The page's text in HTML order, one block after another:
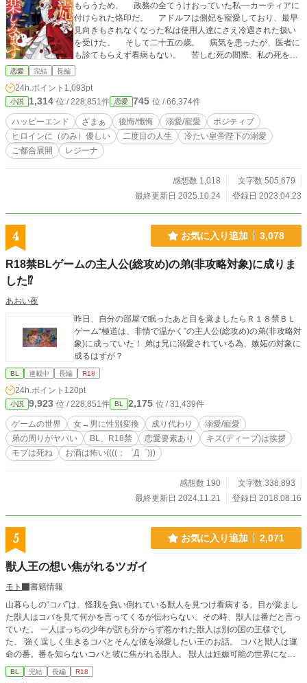
もらうため、 政務の全てうけおっていた私––カーティアに
付けられた烙印だ。 アドルフは側妃を寵愛しており、最早
見向きもされなくなった私は使用人達にさえ冷遇された扱い
を受けた。 そして二十五の歳。 病気を患ったが、医者に
も診てもらえず看病もない。 苦しむ死の間際、私の死をア
ドルフが望んでいる事を知り、人生に絶望して孤独な死を迎
た。 何故か手に入れた二度目の人生、もはやアドルフに尽
くすつもりなどあるはずもない。 だから私は、後悔ない程
に自由に生きていく。 もう二度と、誰かのために捧げる人
生も……利用される人生もごめんだ。 自由に、好き勝手
に……私は生きていきます。 戻ってこいと何度も言ってき
ますけど、戻る気はありませんから。
恋愛 完結 長編
24h.ポイント 1,093pt
小説 1,314 位 / 228,851件 恋愛 745 位 / 66,374件
ハッピーエンド ざまぁ 後悔/懺悔 溺愛/寵愛
ポジティブ
ヒロインに（のみ）優しい
二度目の人生
冷たい皇帝陛下の溺愛
ご都合展開
レジーナ
感想数 1,018
文字数 505,679
最終更新日 2025.10.24
登録日 2023.04.23
4 お気に入り追加 3,078
R18禁BLゲームの主人公(総攻め)の弟(非攻略対象)に成りま
した⁉
あおい夜
昨日、自分の部屋で眠ったあと目を覚ましたらＲ１８禁ＢＬ
ゲーム“極道は、非情で温かく”の主人公(総攻め)の弟(非攻略対
象)に成っていた！ 弟は兄に溺愛されている為、嫉妬の対象に
成るはずが？
BL 連載中 長編 R18
24h.ポイント 120pt
小説 9,923 位 / 228,851件 BL 2,175 位 / 31,439件
ゲームの世界 女→男に性別変換 成り代わり
溺愛/寵愛
弟の周りがヤバい
BL、R18禁 恋愛要素あり
キス(ディープ)は挨拶
モブは死ね
お酒は怖い((((；゜Д゜)))
感想数 190
文字数 338,893
最終更新日 2024.11.21
登録日 2018.08.16
5 お気に入り追加 2,071
獣人王の想い焦がれるツガイ
モト
書籍情報
山暮らしの“コバ”は、怪我を負い倒れている獣人を見つけ看病する。目が覚まし
た獣人はコバを見て何かを言ってくるが伝わらない。その時、獣人は番だと言っ
ていた。 一人ぼっちの少年が訳も分からず惹かれた獣人は別の国の王様でし
た。 強く逞しく生きるコバとそんな彼を溺愛したい王のお話。 コバと獣人は運
命の番。番を知らないコバと彼に焦がれる獣人。 獣人は妊娠可能の世界になっ
ております。ムーンライトノベルズにも投稿しております。
BL 完結 長編 R18